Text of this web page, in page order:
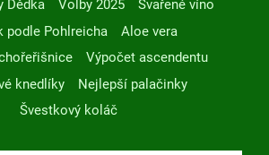
Dědka
Volby 2025
Svařené víno
podle Pohlreicha
Aloe vera
Výpočet ascendentu
knedlíky
Nejlepší palačinky
Švestkový koláč